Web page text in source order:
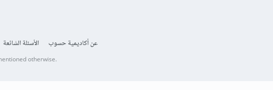
عن أكاديمية حسوب الأسئلة الشائعة
otherwise.